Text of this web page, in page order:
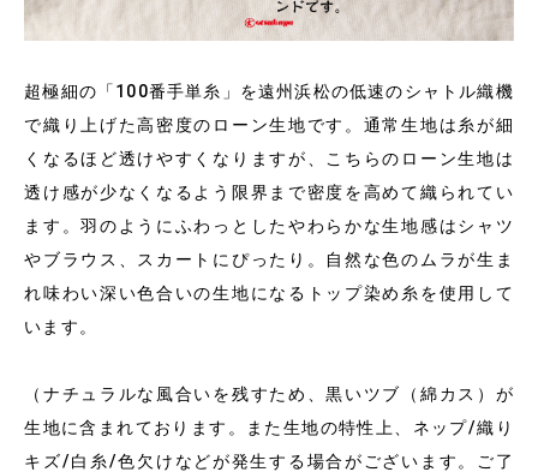
超極細の「100番手単糸」を遠州浜松の低速のシャトル織機
で織り上げた高密度のローン生地です。通常生地は糸が細
くなるほど透けやすくなりますが、こちらのローン生地は
透け感が少なくなるよう限界まで密度を高めて織られてい
ます。羽のようにふわっとしたやわらかな生地感はシャツ
やブラウス、スカートにぴったり。自然な色のムラが生ま
れ味わい深い色合いの生地になるトップ染め糸を使用して
います。
（ナチュラルな風合いを残すため、黒いツブ（綿カス）が
生地に含まれております。また生地の特性上、ネップ/織り
キズ/白糸/色欠けなどが発生する場合がございます。ご了